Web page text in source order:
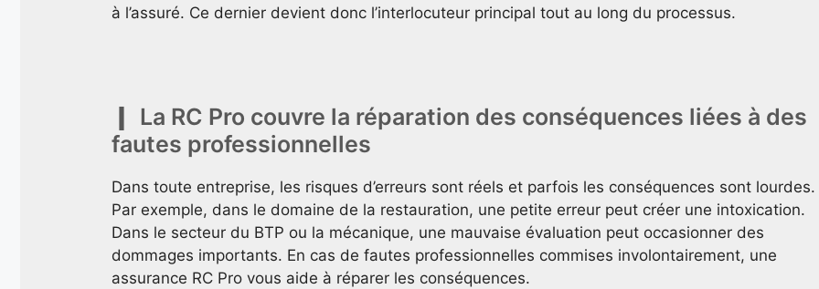
à l’assuré. Ce dernier devient donc l’interlocuteur principal tout au long du processus.
La RC Pro couvre la réparation des conséquences liées à des
fautes professionnelles
Dans toute entreprise, les risques d’erreurs sont réels et parfois les conséquences sont lourdes.
Par exemple, dans le domaine de la restauration, une petite erreur peut créer une intoxication.
Dans le secteur du BTP ou la mécanique, une mauvaise évaluation peut occasionner des
dommages importants. En cas de fautes professionnelles commises involontairement, une
assurance RC Pro vous aide à réparer les conséquences.